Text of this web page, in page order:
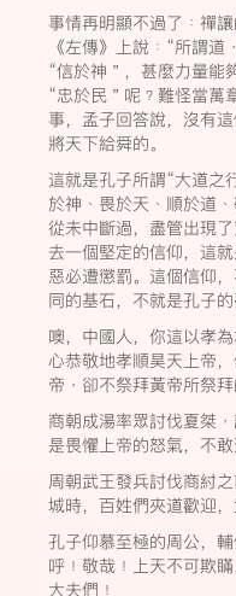
事情再明顯不過了﹕禪
《左傳》上說﹕“所謂
“信於神＂，甚麼力量能
“忠於民＂呢﹖難怪當萬
事，孟子回答說，沒有
將天下給舜的。
這就是孔子所謂“大道之
於神﹑畏於天﹑順於道
從未中斷過，盡管出現
去一個堅定的信仰，這
惡必遭懲罰。這個信仰
同的基石，不就是孔子的
噢，中國人，你這以孝
心恭敬地孝順昊天上帝
帝﹐卻不祭拜黃帝所祭
商朝成湯率眾討伐夏桀
是畏懼上帝的怒氣，不
周朝武王發兵討伐商紂
城時，百姓們夾道歡迎
孔子仰慕至極的周公，
呼﹗敬哉﹗上天不可欺
大夫們﹗